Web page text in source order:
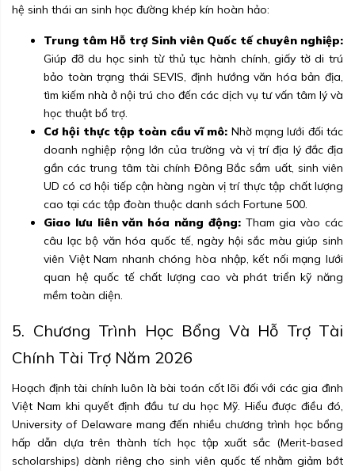
hệ sinh thái an sinh học đường khép kín hoàn hảo:
Trung tâm Hỗ trợ Sinh viên Quốc tế chuyên nghiệp:
Giúp đỡ du học sinh từ thủ tục hành chính, giấy tờ di trú
bảo toàn trạng thái SEVIS, định hướng văn hóa bản địa,
tìm kiếm nhà ở nội trú cho đến các dịch vụ tư vấn tâm lý và
học thuật bổ trợ.
Cơ hội thực tập toàn cầu vĩ mô: Nhờ mạng lưới đối tác
doanh nghiệp rộng lớn của trường và vị trí địa lý đắc địa
gần các trung tâm tài chính Đông Bắc sầm uất, sinh viên
UD có cơ hội tiếp cận hàng ngàn vị trí thực tập chất lượng
cao tại các tập đoàn thuộc danh sách Fortune 500.
Giao lưu liên văn hóa năng động:Tham gia vào các
câu lạc bộ văn hóa quốc tế, ngày hội sắc màu giúp sinh
viên Việt Nam nhanh chóng hòa nhập, kết nối mạng lưới
quan hệ quốc tế chất lượng cao và phát triển kỹ năng
mềm toàn diện.
5. Chương Trình Học Bổng Và Hỗ Trợ Tài
Chính Tài Trợ Năm 2026
Hoạch định tài chính luôn là bài toán cốt lõi đối với các gia đình
Việt Nam khi quyết định đầu tư du học Mỹ. Hiểu được điều đó,
University of Delaware mang đến nhiều chương trình học bổng
hấp dẫn dựa trên thành tích học tập xuất sắc (Merit-based
scholarships) dành riêng cho sinh viên quốc tế nhằm giảm bớt